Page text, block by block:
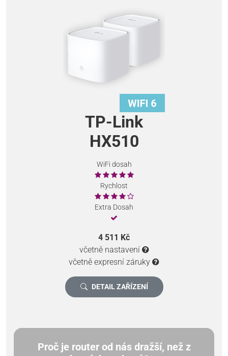
TP-Link
HX510
WiFi dosah
Rychlost
Extra Dosah
4 511 Kč
včetně nastavení
včetně expresní záruky
DETAIL ZAŘÍZENÍ
Proč je router od nás dražší, než z